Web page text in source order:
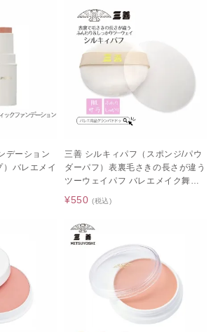
デーション
）バレエメイ
三善 シルキィパフ（スポンジ/パウ
ダーパフ）表裏毛さきの長さが違う
ツーウェイパフ バレエメイク舞台
化粧品
¥550 (税込)